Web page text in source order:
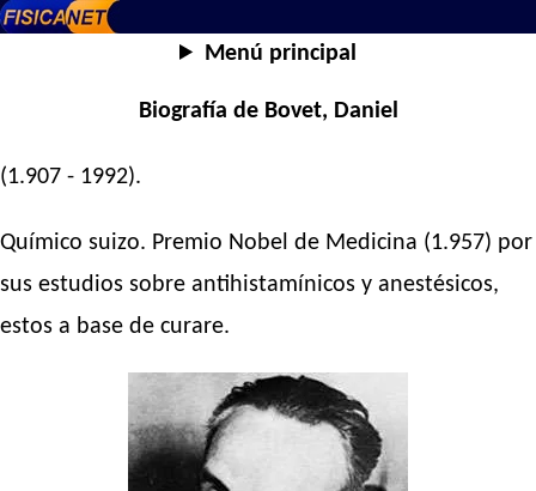
Menú principal
Biografía de Bovet, Daniel
(1.907 - 1992).
Químico suizo. Premio Nobel de Medicina (1.957) por
sus estudios sobre antihistamínicos y anestésicos,
estos a base de curare.